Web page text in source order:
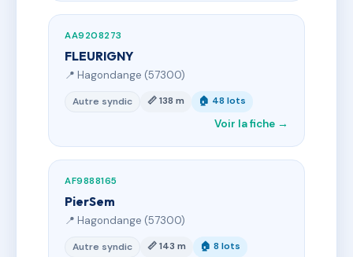
AA9208273
FLEURIGNY
📍 Hagondange (57300)
Autre syndic 📏 138 m 🏠 48 lots
Voir la fiche →
AF9888165
PierSem
📍 Hagondange (57300)
Autre syndic 📏 143 m 🏠 8 lots